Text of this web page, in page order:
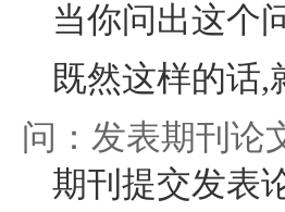
当你问出这个
既然这样的话,
问：发表期刊论
期刊提交发表